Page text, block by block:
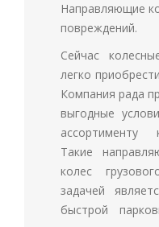
Направляющие
повреждений.
Сейчас
легко
Компания рада
выгодные
ассортименту
Такие
колес
задачей
быстрой